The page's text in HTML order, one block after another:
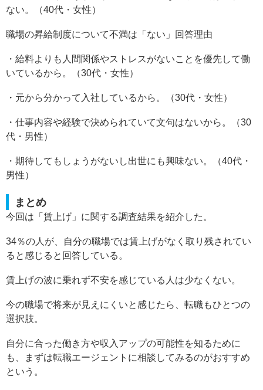
ない。（40代・女性）
職場の昇給制度について不満は「ない」回答理由
・給料よりも人間関係やストレスがないことを優先して働
いているから。（30代・女性）
・元から分かって入社しているから。（30代・女性）
・仕事内容や経験で決められていて文句はないから。（30
代・男性）
・期待してもしょうがないし出世にも興味ない。（40代・
男性）
まとめ
今回は「賃上げ」に関する調査結果を紹介した。
34％の人が、自分の職場では賃上げがなく取り残されてい
ると感じると回答している。
賃上げの波に乗れず不安を感じている人は少なくない。
今の職場で将来が見えにくいと感じたら、転職もひとつの
選択肢。
自分に合った働き方や収入アップの可能性を知るために
も、まずは転職エージェントに相談してみるのがおすすめ
という。